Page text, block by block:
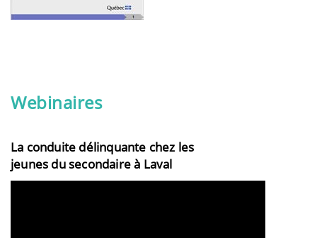
Webinaires
La conduite délinquante chez les
jeunes du secondaire à Laval